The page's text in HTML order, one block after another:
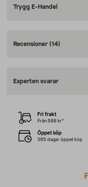
Trygg E-Handel
Recensioner (14)
Experten svarar
Fri frakt
Från 599 kr*
Öppet köp
365 dagar öppet köp